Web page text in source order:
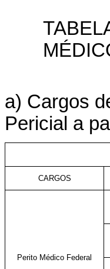
a) Cargos
Pericial a
CARGOS
Perito Médico Federal